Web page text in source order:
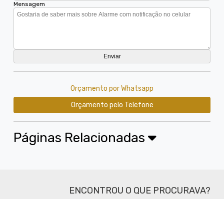
Mensagem
Orçamento por Whatsapp
Orçamento pelo Telefone
Páginas Relacionadas
ENCONTROU O QUE PROCURAVA?